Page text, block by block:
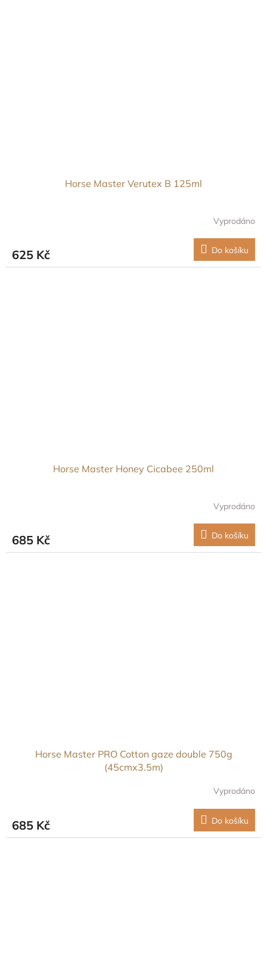
Horse Master Verutex B 125ml
Vyprodáno
625 Kč Do košíku
Horse Master Honey Cicabee 250ml
Vyprodáno
685 Kč Do košíku
Horse Master PRO Cotton gaze double 750g
(45cmx3.5m)
Vyprodáno
685 Kč Do košíku